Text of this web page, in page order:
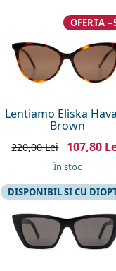
Lentiamo Eliska
Brown
OFERTA
220,00 Lei 107,80
În stoc
DISPONIBIL SI CU